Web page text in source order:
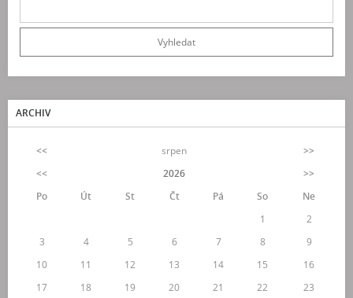
ARCHIV
<< srpen
>>
<<
2026
>>
Po
Út St Čt Pá So
Ne
1
2
3
4 5 6 7 8
9
10
11 12 13 14 15
16
17
18 19 20 21 22 23